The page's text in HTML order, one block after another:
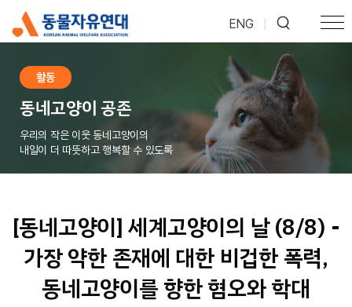
ENG
활동
동네고양이 공존
우리의 작은 이웃 동네고양이의
내일이 더 따뜻하고 행복할 수 있도록
[동네고양이] 세계고양이의 날 (8/8) -
가장 약한 존재에 대한 비겁한 폭력,
동네고양이를 향한 혐오와 학대